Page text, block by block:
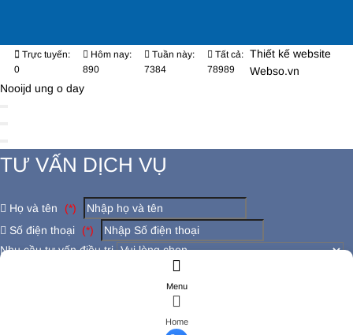
Trực tuyến:
0
Hôm nay:
890
Tuần này:
7384
Tất cả:
78989
Thiết kế website
Webso.vn
Menu
Home
Nooijd ung o day
TƯ VẤN DỊCH VỤ
Họ và tên
(*)
Số điện thoại
(*)
Nhu cầu tư vấn điều trị